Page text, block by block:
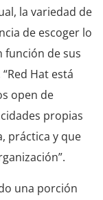
la variedad de
de escoger lo
función de sus
Hat está
open de
propias
práctica y que
una porción